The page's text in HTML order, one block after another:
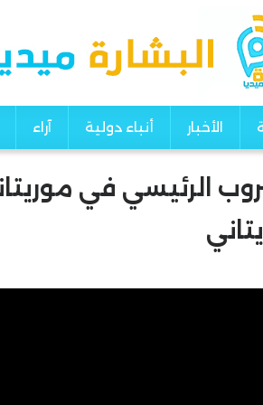
Main
الأخبار أنباء دولية آراء
الرئيسي في